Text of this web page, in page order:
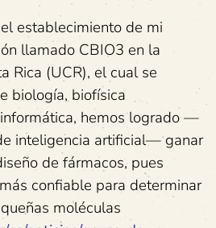
establecimiento de mi
llamado CBIO3 en la
Rica (UCR), el cual se
biología, biofísica
hemos logrado —
inteligencia artificial— ganar
de fármacos, pues
confiable para determinar
moléculas